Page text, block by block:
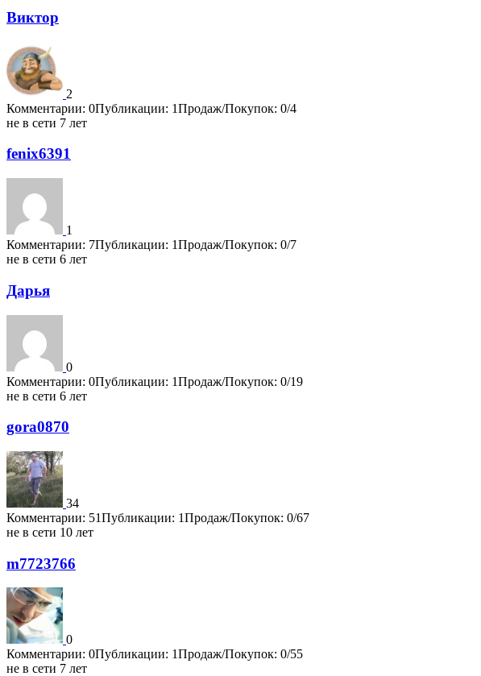
Виктор
2
Комментарии: 0Публикации: 1Продаж/Покупок: 0/4
не в сети 7 лет
fenix6391
1
Комментарии: 7Публикации: 1Продаж/Покупок: 0/7
не в сети 6 лет
Дарья
0
Комментарии: 0Публикации: 1Продаж/Покупок: 0/19
не в сети 6 лет
gora0870
34
Комментарии: 51Публикации: 1Продаж/Покупок: 0/67
не в сети 10 лет
m7723766
0
Комментарии: 0Публикации: 1Продаж/Покупок: 0/55
не в сети 7 лет